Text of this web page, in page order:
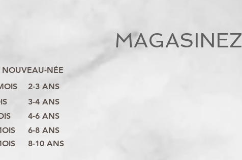
8-10 ANS
6-8 ANS
4-6 ANS
3-4 ANS
2-3 ANS
NOUVEAU-NÉE
MAGASINEZ